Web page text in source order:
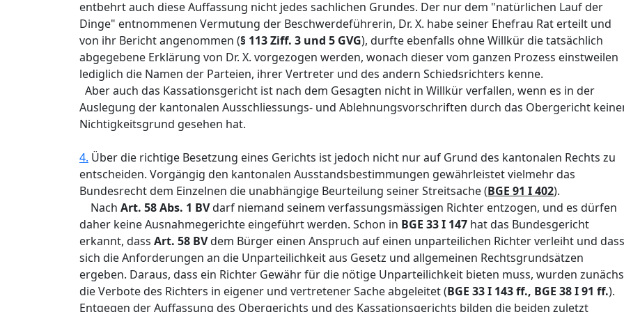
entbehrt auch diese Auffassung nicht jedes sachlichen Grundes. Der nur dem "natürlichen Lauf der
Dinge" entnommenen Vermutung der Beschwerdeführerin, Dr. X. habe seiner Ehefrau Rat erteilt und
von ihr Bericht angenommen (§ 113 Ziff. 3 und 5 GVG), durfte ebenfalls ohne Willkür die tatsächlich
abgegebene Erklärung von Dr. X. vorgezogen werden, wonach dieser vom ganzen Prozess einstweilen
lediglich die Namen der Parteien, ihrer Vertreter und des andern Schiedsrichters kenne.
Aber auch das Kassationsgericht ist nach dem Gesagten nicht in Willkür verfallen, wenn es in der
Auslegung der kantonalen Ausschliessungs- und Ablehnungsvorschriften durch das Obergericht
Nichtigkeitsgrund gesehen hat.
4. Über die richtige Besetzung eines Gerichts ist jedoch nicht nur auf Grund des kantonalen Rechts zu
entscheiden. Vorgängig den kantonalen Ausstandsbestimmungen gewährleistet vielmehr das
Bundesrecht dem Einzelnen die unabhängige Beurteilung seiner Streitsache (BGE 91 I 402).
Nach Art. 58 Abs. 1 BVdarf niemand seinem verfassungsmässigen Richter entzogen, und es dürfen
daher keine Ausnahmegerichte eingeführt werden. Schon in BGE 33 I 147 hat das Bundesgericht
erkannt, dass Art. 58 BVdem Bürger einen Anspruch auf einen unparteilichen Richter verleiht und dass
sich die Anforderungen an die Unparteilichkeit aus Gesetz und allgemeinen Rechtsgrundsätzen
ergeben. Daraus, dass ein Richter Gewähr für die nötige Unparteilichkeit bieten muss, wurden
die Verbote des Richters in eigener und vertretener Sache abgeleitet (BGE 33 I 143 ff., BGE 38 I 91 ff.).
Entgegen der Auffassung des Obergerichts und des Kassationsgerichts bilden die beiden zuletzt